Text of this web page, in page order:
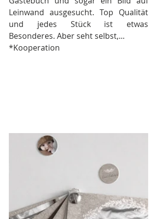
Leinwand ausgesucht. Top Qualität
und jedes Stück ist etwas
Besonderes. Aber seht selbst,...
*Kooperation